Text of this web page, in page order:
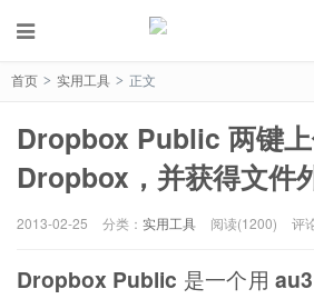
首页 > 实用工具 > 正文
Dropbox Public 两键
Dropbox，并获得文件
2013-02-25 分类： 实用工具 阅读(1200) 评
Dropbox Public 是一个用au3